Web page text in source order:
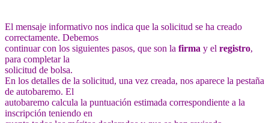
El mensaje informativo nos indica que la solicitud se ha creado
correctamente. Debemos
continuar con los siguientes pasos, que son la firma y el registro,
para completar la
solicitud de bolsa.
En los detalles de la solicitud, una vez creada, nos aparece la pestaña
de autobaremo. El
autobaremo calcula la puntuación estimada correspondiente a la
inscripción teniendo en